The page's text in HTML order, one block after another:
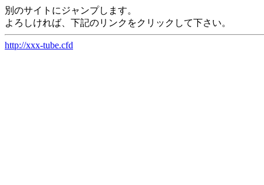
別のサイトにジャンプします。
よろしければ、下記のリンクをクリックして下さい。
http://xxx-tube.cfd